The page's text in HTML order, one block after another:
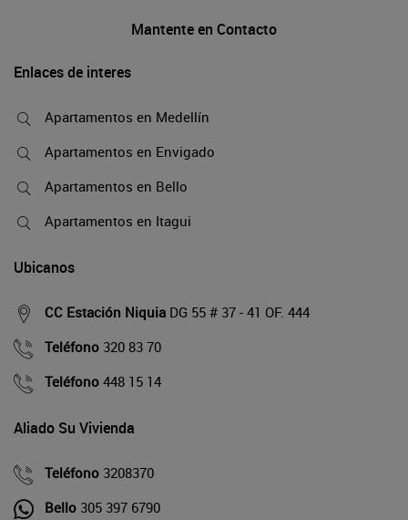
Mantente en Contacto
Enlaces de interes
Apartamentos en Medellín
Apartamentos en Envigado
Apartamentos en Bello
Apartamentos en Itagui
Ubicanos
CC Estación Niquia DG 55 # 37 - 41 OF. 444
Teléfono 320 83 70
Teléfono 448 15 14
Aliado Su Vivienda
Teléfono 3208370
Bello 305 397 6790